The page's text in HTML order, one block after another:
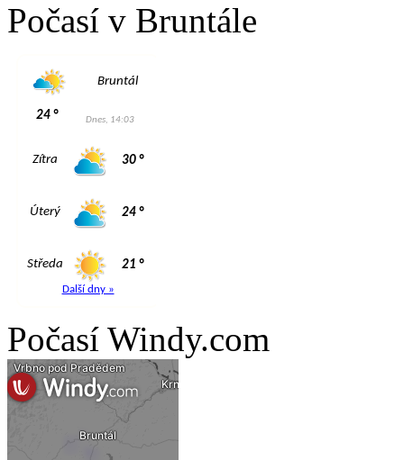
Počasí v Bruntále
Počasí Windy.com